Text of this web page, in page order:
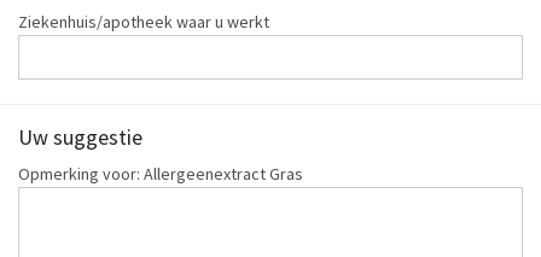
Ziekenhuis/apotheek waar u werkt
Uw suggestie
Opmerking voor: Allergeenextract Gras